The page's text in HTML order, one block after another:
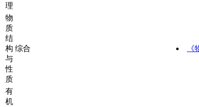
理
物
质
结
构
与
性
质
综合
有
机